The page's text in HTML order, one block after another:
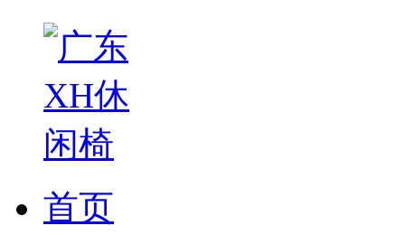
首页